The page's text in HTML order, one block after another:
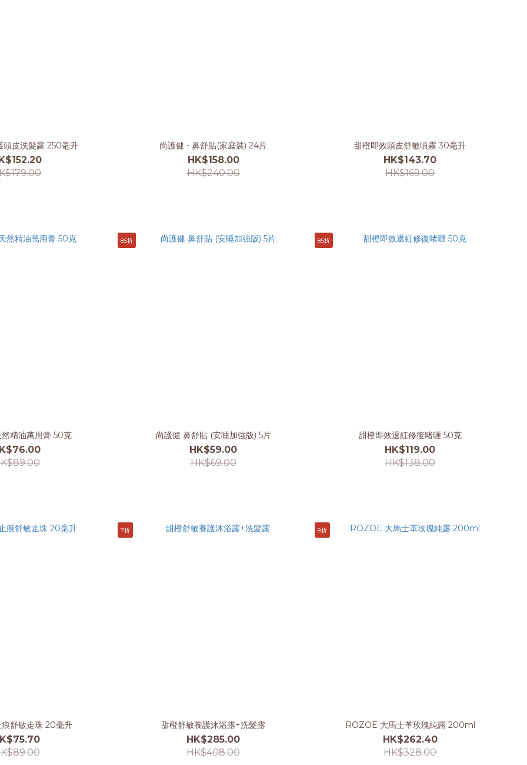
頭皮洗髮露 250毫升 尚護健 - 鼻舒貼(家庭裝) 24片
HK$158.00
HK$240.00
甜橙即效頭皮舒敏噴霧 30毫升
HK$143.70
HK$169.00
精油萬用膏 50克
85折
尚護健 鼻舒貼 (安睡加強版) 5片
HK$59.00
HK$69.00
85折
甜橙即效退紅修復啫喱 50克
HK$119.00
HK$138.00
舒敏走珠 20毫升
7折
甜橙舒敏養護沐浴露+洗髮露
HK$285.00
HK$408.00
8折
ROZOE 大馬士革玫瑰純露 200ml
HK$262.40
HK$328.00